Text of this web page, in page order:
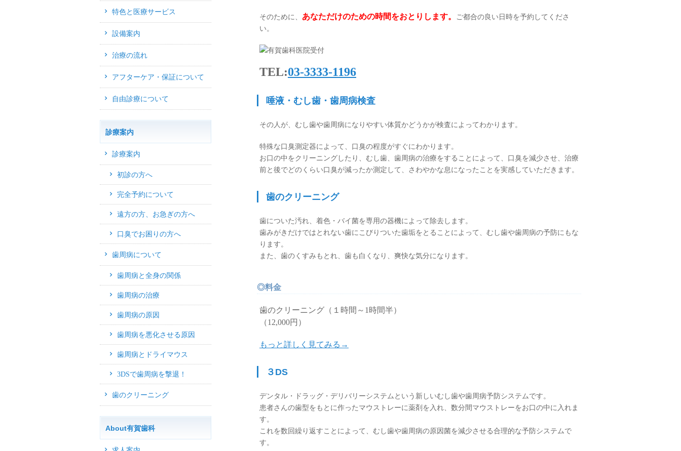
そのために、 あなただけのための時間をおとりします。
ご都合の良い日時を予約してくださ
い。
TEL:03-3333-1196
唾液・むし歯・歯周病検査
その人が、むし歯や歯周病になりやすい体質かどうかが検査によってわかります。
特殊な口臭測定器によって、口臭の程度がすぐにわかります。
お口の中をクリーニングしたり、むし歯、歯周病の治療をすることによって、口臭を減少させ、治療
前と後でどのくらい口臭が減ったか測定して、さわやかな息になったことを実感していただきます。
歯のクリーニング
歯についた汚れ、着色・バイ菌を専用の器機によって除去します。
歯みがきだけではとれない歯にこびりついた歯垢をとることによって、むし歯や歯周病の予防にもな
ります。
また、歯のくすみもとれ、歯も白くなり、爽快な気分になります。
◎料金
歯のクリーニング（１時間～1時間半）
（12,000円）
もっと詳しく見てみる→
３DS
デンタル・ドラッグ・デリバリーシステムという新しいむし歯や歯周病予防システムです。
患者さんの歯型をもとに作ったマウストレーに薬剤を入れ、数分間マウストレーをお口の中に入れま
す。
これを数回繰り返すことによって、むし歯や歯周病の原因菌を減少させる合理的な予防システムで
す。
特色と医療サービス
設備案内
治療の流れ
アフターケア・保証について
自由診療について
診療案内
診療案内
初診の方へ
完全予約について
遠方の方、お急ぎの方へ
口臭でお困りの方へ
歯周病について
歯周病と全身の関係
歯周病の治療
歯周病の原因
歯周病を悪化させる原因
歯周病とドライマウス
3DSで歯周病を撃退！
歯のクリーニング
About有賀歯科